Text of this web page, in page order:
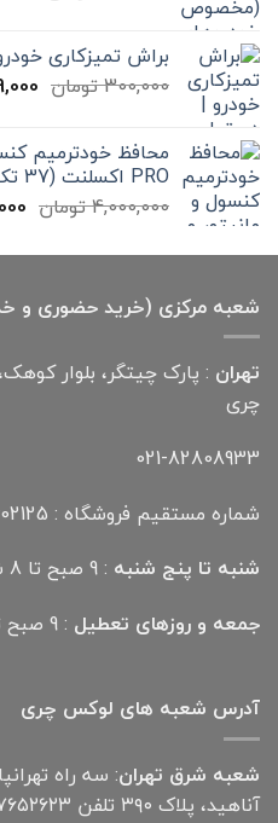
براش تمیزکاری
300,000تومان
بود.
PRO اکسلنت (37 تکه) (اصلی وارداتی درجه یک)
4,000,000تومان
شعبه مرکزی (خرید حضوری و
تهران : پارک چیتگر، بلوار
چری
021-82808933
شماره مستقیم فروشگاه : 09384602125
شنبه تا پنج شنبه : 9 صبح تا 8 شب
جمعه و روزهای تعطیل : 9 صبح تا 5 عصر
آدرس شعبه های لوکس چری
شعبه شرق تهران: سه راه
آناهید، پلاک ۳۹۰ تلفن ۰۹۳۵۷۶۵۲۶۲۳